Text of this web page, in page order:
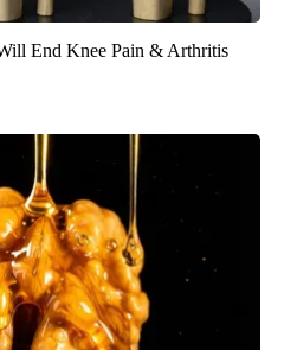
End Knee Pain & Arthritis